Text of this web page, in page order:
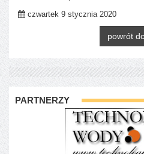
czwartek 9 stycznia 2020
powrót
PARTNERZY